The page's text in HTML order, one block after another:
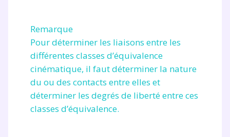
Remarque
Pour déterminer les liaisons entre les
différentes classes d’équivalence
cinématique, il faut déterminer la nature
du ou des contacts entre elles et
déterminer les degrés de liberté entre ces
classes d’équivalence.